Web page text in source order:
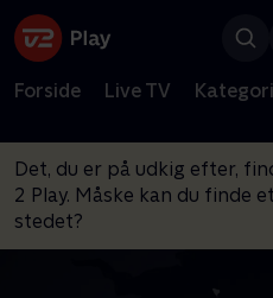
Forside Live TV
Det, du er på udkig efter,
2 Play. Måske kan du finde
stedet?